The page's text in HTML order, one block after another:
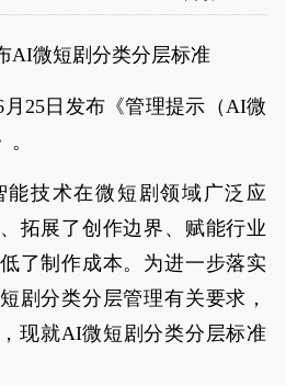
AI微短剧分类分层标准
25日发布《管理提示（AI微
能技术在微短剧领域广泛应
拓展了创作边界、赋能行业
了制作成本。为进一步落实
剧分类分层管理有关要求，
现就AI微短剧分类分层标准